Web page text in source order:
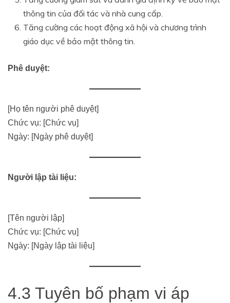
thông tin của đối tác và nhà cung cấp.
Tăng cường các hoạt động xã hội và chương trình
giáo dục về bảo mật thông tin.
Phê duyệt:
[Họ tên người phê duyệt]
Chức vụ: [Chức vụ]
Ngày: [Ngày phê duyệt]
Người lập tài liệu:
[Tên người lập]
Chức vụ: [Chức vụ]
Ngày: [Ngày lập tài liệu]
4.3 Tuyên bố phạm vi áp